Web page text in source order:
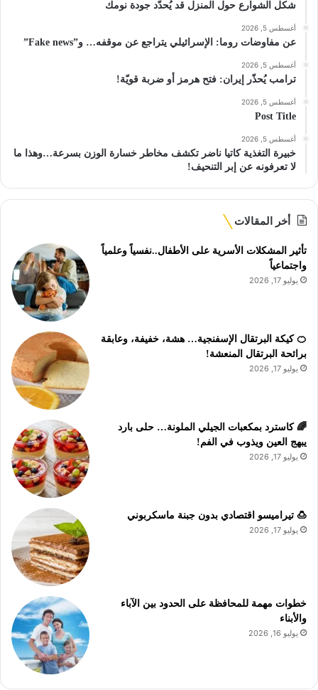
شكل الشوارع حول المنزل قد يُحدّد جودة نومك
أغسطس 5, 2026
عن مفاوضات روما: الإسرائيلي يتراجع عن موقفه… و”Fake news”
أغسطس 5, 2026
ترامب يُحذّر إيران: فتح هرمز أو ضربة قويّة!
أغسطس 5, 2026
Post Title
أغسطس 5, 2026
خبيرة التغذية كاتيا ناضر تكشف مخاطر خسارة الوزن بسرعة…وهذا ما
لا تعرفونه عن إبر التنحيف!
أخر المقالات
تأثير المشكلات الأسرية على الأطفال..نفسياً وعلمياً
واجتماعياً
يوليو 17, 2026
🍊 كيكة البرتقال الإسفنجية… هشة، خفيفة، وعابقة
برائحة البرتقال المنعشة!
يوليو 17, 2026
🌈 كاسترد بمكعبات الجيلي الملونة… حلى بارد
يبهج العين ويذوب في الفم!
يوليو 17, 2026
🍮 تيراميسو اقتصادي بدون جبنة ماسكربوني
يوليو 17, 2026
خطوات مهمة للمحافظة على الحدود بين الآباء
والأبناء
يوليو 16, 2026